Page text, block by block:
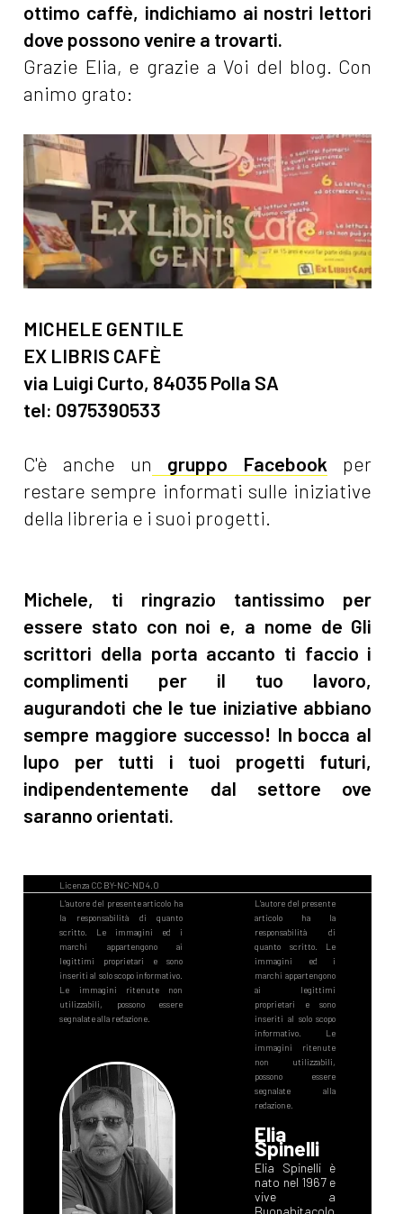
ottimo caffè, indichiamo ai nostri lettori
dove possono venire a trovarti.
Grazie Elia, e grazie a Voi del blog. Con
animo grato:
MICHELE GENTILE
EX LIBRIS CAFÈ
via Luigi Curto, 84035 Polla SA
tel: 0975390533
C'è anche un gruppo Facebook per
restare sempre informati sulle iniziative
della libreria e i suoi progetti.
Michele, ti ringrazio tantissimo per
essere stato con noi e, a nome de Gli
scrittori della porta accanto ti faccio i
complimenti per il tuo lavoro,
augurandoti che le tue iniziative abbiano
sempre maggiore successo! In bocca al
lupo per tutti i tuoi progetti futuri,
indipendentemente dal settore ove
saranno orientati.
Elia
Spinelli
Elia Spinelli è
nato nel 1967 e
vive a
Buonabitacolo